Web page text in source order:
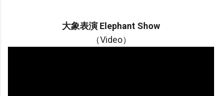
大象表演 Elephant Show
（Video）